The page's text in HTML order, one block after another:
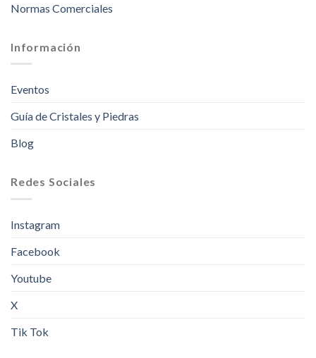
Normas Comerciales
Información
Eventos
Guía de Cristales y Piedras
Blog
Redes Sociales
Instagram
Facebook
Youtube
X
Tik Tok